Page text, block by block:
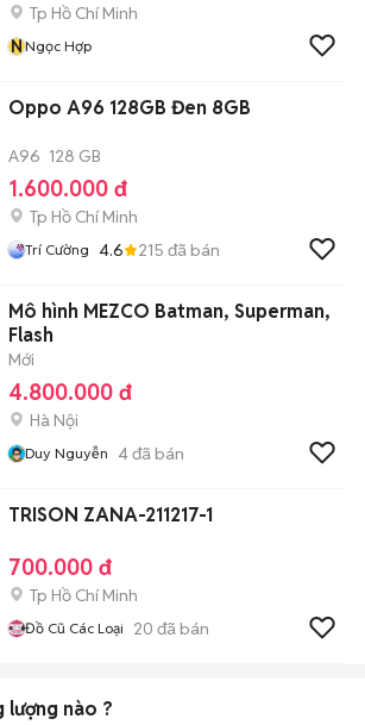
Tp Hồ Chí Minh
NNgọc Hợp
Oppo A96 128GB Đen 8GB
A96 128 GB
1.600.000 đ
Tp Hồ Chí Minh
Trí Cường 4.6 215 đã bán
Mô hình MEZCO Batman, Superman,
Flash
Mới
4.800.000 đ
Hà Nội
Duy Nguyễn 4đã bán
TRISON ZANA-211217-1
700.000 đ
Tp Hồ Chí Minh
Đồ Cũ Các Loại 20 đã bán
lượng nào ?